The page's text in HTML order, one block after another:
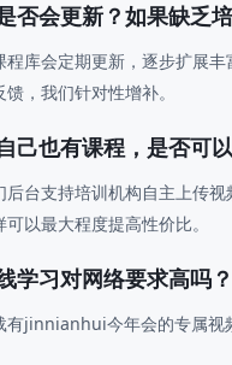
否会更新？如果缺乏培
程库会定期更新，逐步扩展
，我们针对性增补。
己也有课程，是否可
们后台支持培训机构自主上传
可以最大程度提高性价比。
学习对网络要求高吗？
jinnianhui今年会的专属视频